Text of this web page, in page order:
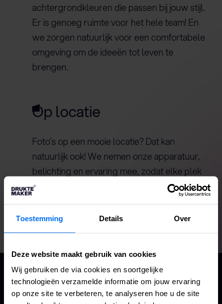
Toestemming Details Over
Deze website maakt gebruik van cookies
Wij gebruiken de via cookies en soortgelijke
technologieën verzamelde informatie om jouw ervaring
op onze site te verbeteren, te analyseren hoe u de site
achtergrondkleuren die passen bij jouw stijl.
Er is genoeg ruimte voor het hele team! En
we zorgen natuurlijk voor een comfortabele
omgeving om de ideeën tot leven te
brengen.
Op locatie
Foto’s op een mooie locatie? Dat kan
natuurlijk ook! We nemen onze apparatuur,
belichting en ervaring mee, zodat elke plek
de perfecte set wordt. Een werkplaats,
restaurant of een plek midden in de natuur?
Wij zorgen dat de sfeer klopt.
ZIN OM